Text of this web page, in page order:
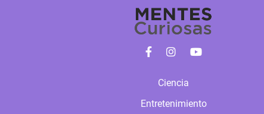
Ciencia
Entretenimiento